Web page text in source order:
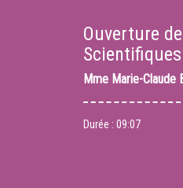
Ouverture
Scientifiques
Mme Marie-Claude
Durée : 09:07